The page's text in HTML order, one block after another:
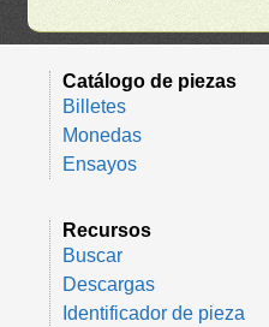
Catálogo de piezas
Billetes
Monedas
Ensayos
Recursos
Buscar
Descargas
Identificador de pieza